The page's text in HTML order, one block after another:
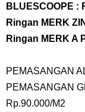
BLUESCOOPE :
Ringan MERK
Ringan MERK A
PEMASANGAN
PEMASANGAN
Rp.90.000/M2